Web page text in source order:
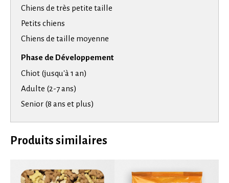
Chiens de très petite taille
Petits chiens
Chiens de taille moyenne
Phase de Développement
Chiot (jusqu'à 1 an)
Adulte (2-7 ans)
Senior (8 ans et plus)
Produits similaires